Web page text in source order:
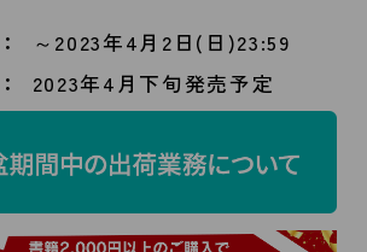
～2023年4月2日(日)23:59
2023年4月下旬発売予定